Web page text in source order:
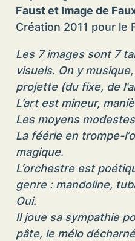
Faust et Image de
Création 2011 pour le
Les 7 images sont 7
visuels. On y
projette (du fixe, de
L’art est mineur,
Les moyens
La féérie en trompe-
magique.
L’orchestre est
genre : mandoline,
Oui.
Il joue sa sympathie
pâte, le mélo